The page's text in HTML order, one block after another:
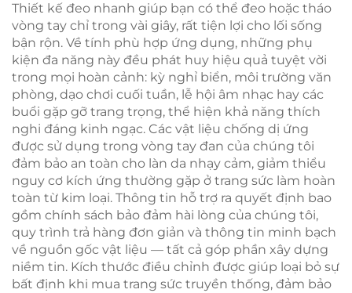
Thiết kế đeo nhanh giúp bạn có thể đeo hoặc tháo
vòng tay chỉ trong vài giây, rất tiện lợi cho lối sống
bận rộn. Về tính phù hợp ứng dụng, những phụ
kiện đa năng này đều phát huy hiệu quả tuyệt vời
trong mọi hoàn cảnh: kỳ nghỉ biển, môi trường văn
phòng, dạo chơi cuối tuần, lễ hội âm nhạc hay các
buổi gặp gỡ trang trọng, thể hiện khả năng thích
nghi đáng kinh ngạc. Các vật liệu chống dị ứng
được sử dụng trong vòng tay đan của chúng tôi
đảm bảo an toàn cho làn da nhạy cảm, giảm thiểu
nguy cơ kích ứng thường gặp ở trang sức làm hoàn
toàn từ kim loại. Thông tin hỗ trợ ra quyết định bao
gồm chính sách bảo đảm hài lòng của chúng tôi,
quy trình trả hàng đơn giản và thông tin minh bạch
về nguồn gốc vật liệu — tất cả góp phần xây dựng
niềm tin. Kích thước điều chỉnh được giúp loại bỏ sự
bất định khi mua trang sức truyền thống, đảm bảo